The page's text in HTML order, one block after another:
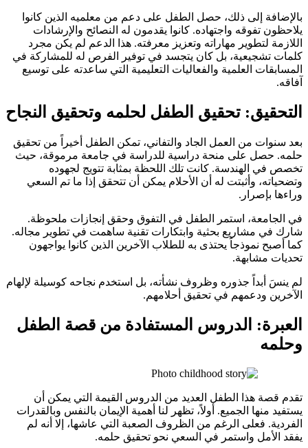
بالإضافة إلى ذلك، حصل الطفل على دعم من معلميه الذين كانوا
يلاحظون تفوقه واجتهاده. كانوا يقدمون له النصائح والإرشادات
اللازمة لتطوير مهاراته وتعزيز معرفته. هذا الدعم لم يكن مجرد
كلمات تشجيعية، بل كان يتجسد في توفير الفرص له للمشاركة في
المسابقات العلمية والفعاليات التعليمية التي ساعدته على توسيع
آفاقه.
التحقيق: تحقيق الطفل لحلمه وتحقيق النجاح
بعد سنوات من العمل الجاد والتفاني، تمكن الطفل أخيراً من تحقيق
حلمه. حصل على منحة دراسية للدراسة في جامعة مرموقة، حيث
تخصص في الهندسة. كانت تلك اللحظة بمثابة تتويج لجهوده
وتضحياته، وأثبتت له أن الأحلام يمكن أن تتحقق إذا ما تم السعي
وراءها بإصرار.
في الجامعة، استمر الطفل في التفوق وحقق إنجازات ملحوظة.
شارك في مشاريع بحثية وابتكارات تقنية ساهمت في تطوير مجاله.
كما أصبح نموذجاً يحتذى به للطلاب الآخرين الذين كانوا يواجهون
تحديات مشابهة.
لم ينسَ أبداً جذوره وظروف نشأته، بل استخدم نجاحه كوسيلة لإلهام
الآخرين ودعمهم في تحقيق أحلامهم.
العبرة: الدروس المستفادة من قصة الطفل
وحلمه
تقدم قصة هذا الطفل العديد من الدروس القيمة التي يمكن أن
يستفيد منها الجميع. أولاً، تظهر لنا أهمية الإيمان بالنفس وبالقدرات
الفردية. فعلى الرغم من الظروف الصعبة التي عاشها، إلا أنه لم
يفقد الأمل واستمر في السعي نحو تحقيق حلمه.